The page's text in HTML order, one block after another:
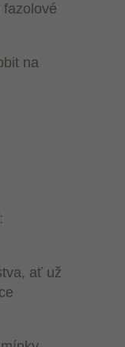
na
ať už